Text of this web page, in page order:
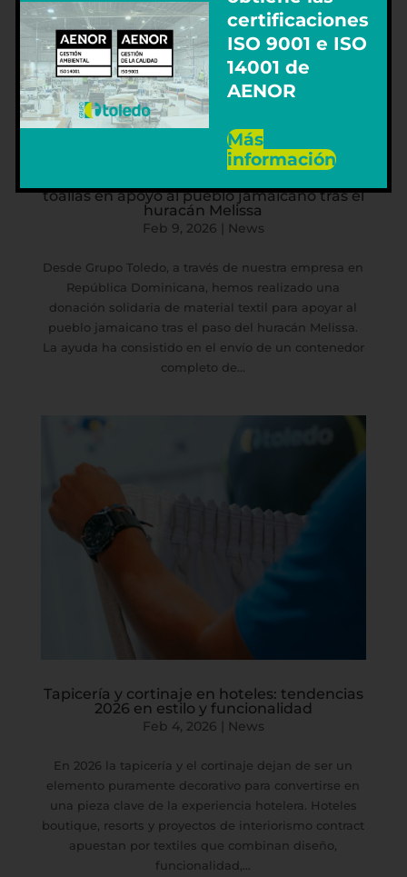
toallas en apoyo al pueblo jamaicano tras el
huracán Melissa
Feb 9, 2026 News
Desde Grupo Toledo, a través de nuestra empresa en
República Dominicana, hemos realizado una
donación solidaria de material textil para apoyar al
pueblo jamaicano tras el paso del huracán Melissa.
La ayuda ha consistido en el envío de un contenedor
completo de...
Tapicería y cortinaje en hoteles: tendencias
2026 en estilo y funcionalidad
Feb 4, 2026 News
En 2026 la tapicería y el cortinaje dejan de ser un
elemento puramente decorativo para convertirse en
una pieza clave de la experiencia hotelera. Hoteles
boutique, resorts y proyectos de interiorismo contract
apuestan por textiles que combinan diseño,
funcionalidad,...
certificaciones
ISO 9001 e ISO
14001 de
AENOR
Más
información